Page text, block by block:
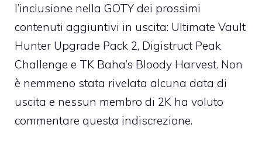
l’inclusione nella GOTY dei prossimi
contenuti aggiuntivi in uscita: Ultimate Vault
Hunter Upgrade Pack 2, Digistruct Peak
Challenge e TK Baha’s Bloody Harvest. Non
è nemmeno stata rivelata alcuna data di
uscita e nessun membro di 2K ha voluto
commentare questa indiscrezione.